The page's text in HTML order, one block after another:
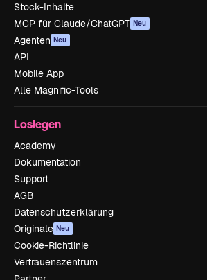
Stock-Inhalte
MCP für Claude/ChatGPT Neu
Agenten Neu
API
Mobile App
Alle Magnific-Tools
Loslegen
Academy
Dokumentation
Support
AGB
Datenschutzerklärung
Originale Neu
Cookie-Richtlinie
Vertrauenszentrum